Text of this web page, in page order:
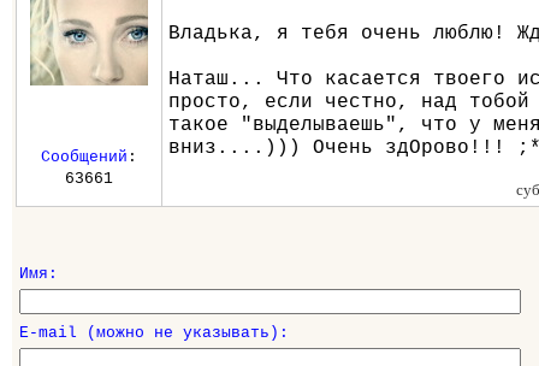
Владька, я тебя очень люблю!
Наташ... Что касается твоего
просто, если честно, над
такое "выделываешь", что у
вниз....))) Очень здОрово!!!
Сообщений :
63661
Имя:
E-mail (можно не указывать):